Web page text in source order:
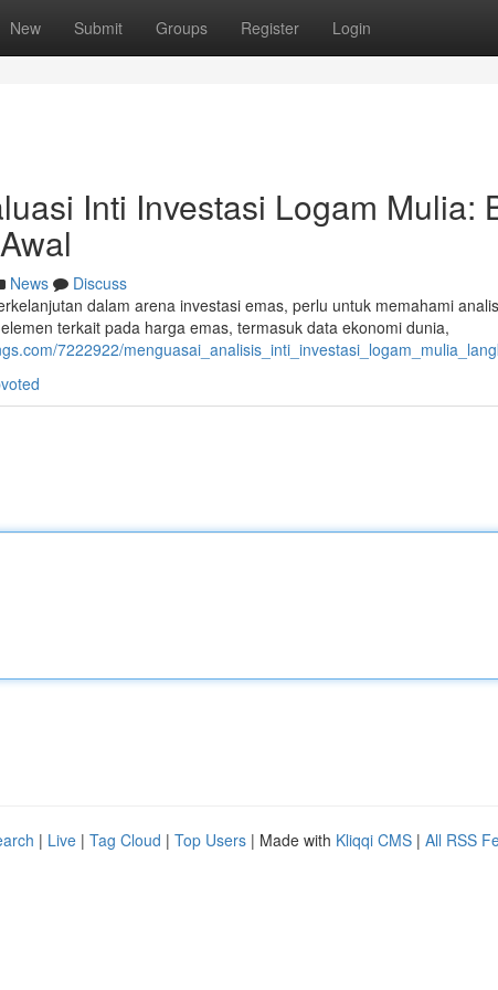
New Submit Groups Register Login
Inti Investasi Logam Mulia:
News
Discuss
dalam arena investasi emas, perlu untuk memahami
terkait pada harga emas, termasuk data ekonomi dunia,
7222922/
| Live | Tag Cloud | Top Users | Made with Kliqqi CMS | All RSS